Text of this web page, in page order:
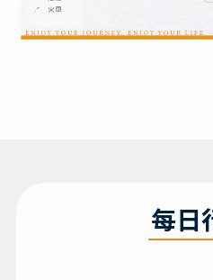
每日